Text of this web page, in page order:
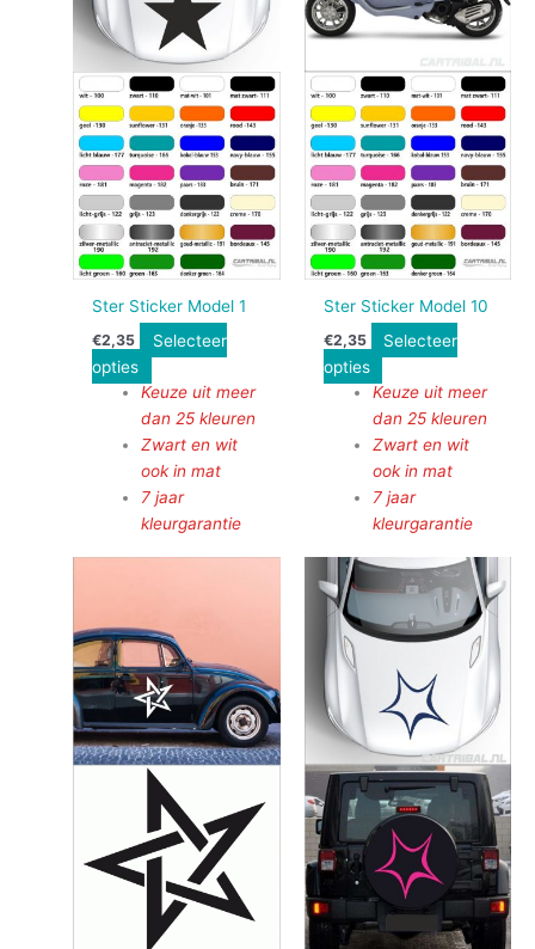
Ster Sticker Model 1
€2,35
Selecteer
opties
Keuze uit meer
dan 25 kleuren
Zwart en wit
ook in mat
7 jaar
kleurgarantie
Ster Sticker Model 10
€2,35
Selecteer
opties
Keuze uit meer
dan 25 kleuren
Zwart en wit
ook in mat
7 jaar
kleurgarantie